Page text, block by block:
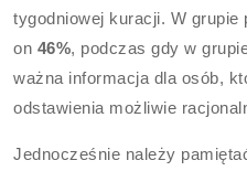
tygodniowej kuracji. W grupie
on 46%, podczas gdy w
ważna informacja dla osób,
odstawienia możliwie
Jednocześnie należy